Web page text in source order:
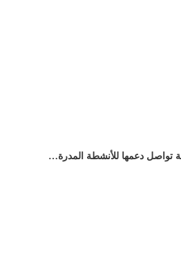
تواصل دعمها للأنشطة المدرة…